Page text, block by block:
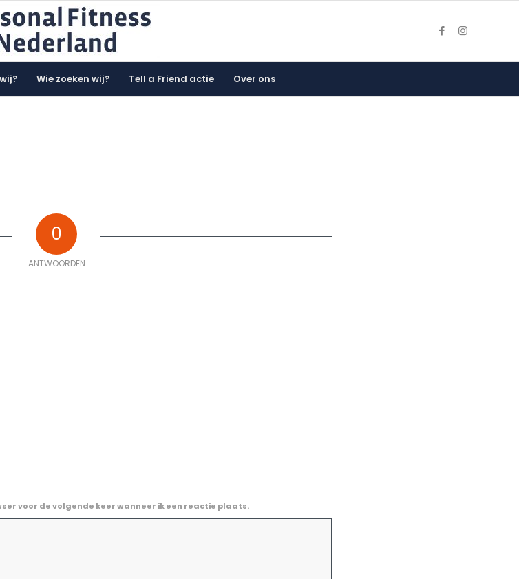
Wie zoeken wij? Tell a Friend actie Over ons
0
ANTWOORDEN
voor de volgende keer wanneer ik een reactie plaats.